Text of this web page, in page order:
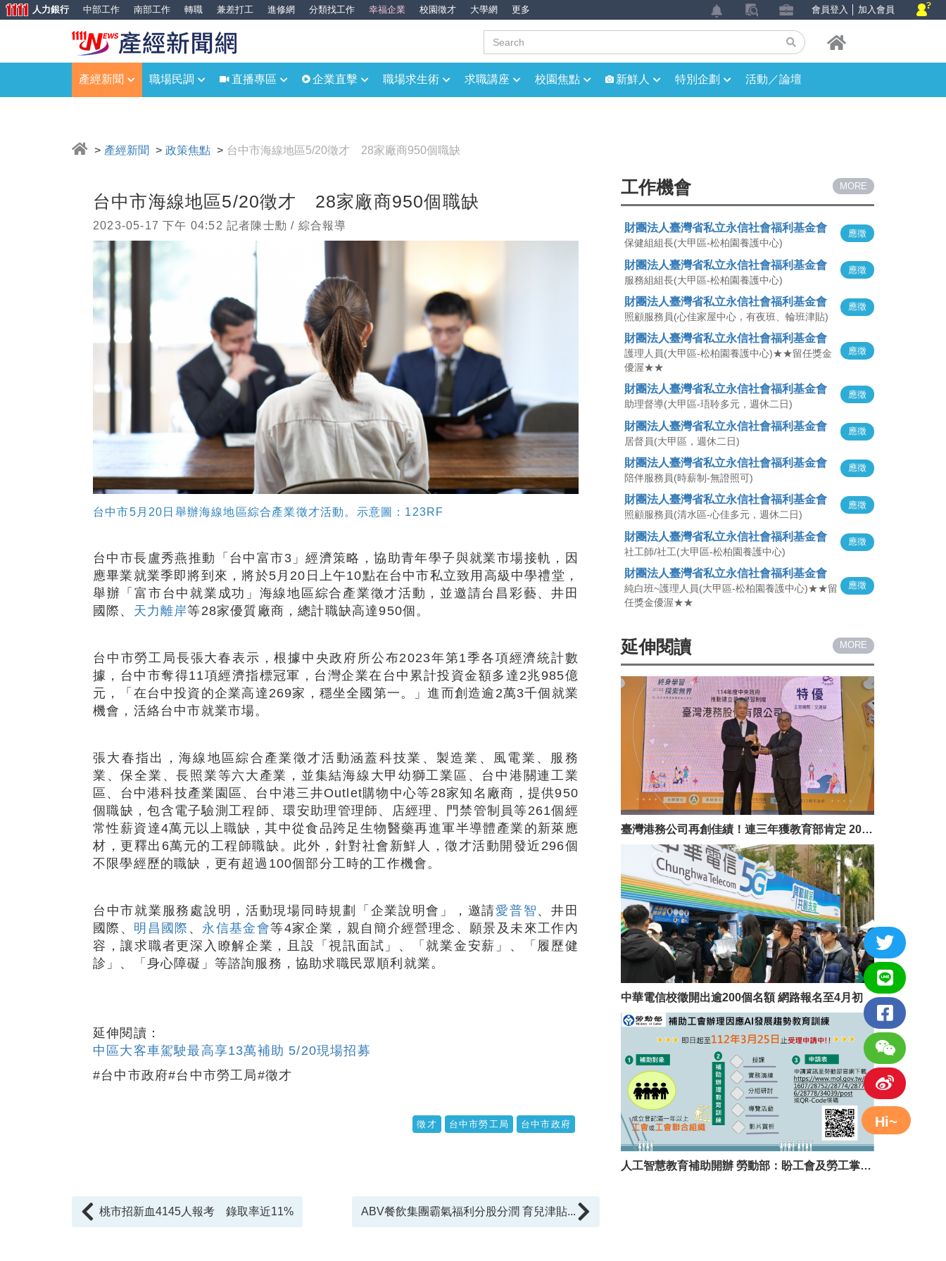
會員登入 加入會員
人力銀行 中部工作 南部工作 轉職 兼差打工 進修網 分類找工作 幸福企業 校園徵才 大學網 更多
產經新聞 職場民調 直播專區 企業直擊 職場求生術 求職講座 校園焦點 新鮮人 特別企劃 活動／論壇
產經新聞 政策焦點 台中市海線地區5/20徵才 28家廠商950個職缺
台中市海線地區5/20徵才 28家廠商950個職缺
2023-05-17 下午 04:52 記者陳士勳 / 綜合報導
台中市5月20日舉辦海線地區綜合產業徵才活動。示意圖：123RF
台中市長盧秀燕推動「台中富市3」經濟策略，協助青年學子與就業市場接軌，因
應畢業就業季即將到來，將於5月20日上午10點在台中市私立致用高級中學禮堂，
舉辦「富市台中就業成功」海線地區綜合產業徵才活動，並邀請台昌彩藝、井田
國際、 天力離岸等28家優質廠商，總計職缺高達950個。
台中市勞工局長張大春表示，根據中央政府所公布2023年第1季各項經濟統計數
據，台中市奪得11項經濟指標冠軍，台灣企業在台中累計投資金額多達2兆985億
元，「在台中投資的企業高達269家，穩坐全國第一。」進而創造逾2萬3千個就業
機會，活絡台中市就業市場。
張大春指出，海線地區綜合產業徵才活動涵蓋科技業、製造業、風電業、服務
業、保全業、長照業等六大產業，並集結海線大甲幼獅工業區、台中港關連工業
區、台中港科技產業園區、台中港三井Outlet購物中心等28家知名廠商，提供950
個職缺，包含電子驗測工程師、環安助理管理師、店經理、門禁管制員等261個經
常性薪資達4萬元以上職缺，其中從食品跨足生物醫藥再進軍半導體產業的新萊應
材，更釋出6萬元的工程師職缺。此外，針對社會新鮮人，徵才活動開發近296個
不限學經歷的職缺，更有超過100個部分工時的工作機會。
台中市就業服務處說明，活動現場同時規劃「企業說明會」，邀請愛普智 、井田
國際、 明昌國際 、 永信基金會等4家企業，親自簡介經營理念、願景及未來工作內
容，讓求職者更深入瞭解企業，且設「視訊面試」、「就業金安薪」、「履歷健
診」、「身心障礙」等諮詢服務，協助求職民眾順利就業。
延伸閱讀：
中區大客車駕駛最高享13萬補助 5/20現場招募
#台中市政府#台中市勞工局#徵才
台中市政府
台中市勞工局
徵才
桃市招新血4145人報考 錄取率近11% ABV餐飲集團霸氣福利分股分潤 育兒津貼...
工作機會 MORE
財團法人臺灣省私立永信社會福利基金會
保健組組長(大甲區-松柏園養護中心)
應徵
財團法人臺灣省私立永信社會福利基金會
服務組組長(大甲區-松柏園養護中心)
應徵
財團法人臺灣省私立永信社會福利基金會
照顧服務員(心佳家屋中心，有夜班、輪班津貼)
應徵
財團法人臺灣省私立永信社會福利基金會
護理人員(大甲區-松柏園養護中心)★★留任獎金
優渥★★
應徵
財團法人臺灣省私立永信社會福利基金會
助理督導(大甲區-珸聆多元，週休二日)
應徵
財團法人臺灣省私立永信社會福利基金會
居督員(大甲區，週休二日)
應徵
財團法人臺灣省私立永信社會福利基金會
陪伴服務員(時薪制-無證照可)
應徵
財團法人臺灣省私立永信社會福利基金會
照顧服務員(清水區-心佳多元，週休二日)
應徵
財團法人臺灣省私立永信社會福利基金會
社工師/社工(大甲區-松柏園養護中心)
應徵
財團法人臺灣省私立永信社會福利基金會
純白班~護理人員(大甲區-松柏園養護中心)★★留
任獎金優渥★★
應徵
延伸閱讀 MORE
臺灣港務公司再創佳績！連三年獲教育部肯定 2025勇奪「員工學習制度獎」特優獎
中華電信校徵開出逾200個名額 網路報名至4月初
人工智慧教育補助開辦 勞動部：盼工會及勞工掌握AI新知
Hi~